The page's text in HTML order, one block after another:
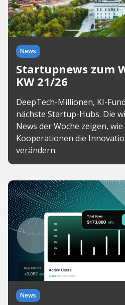
News
Startupnews zum
KW 21/26
DeepTech-Millionen, KI-
nächste Startup-Hubs. Die
News der Woche zeigen,
Kooperationen die
verändern.
News